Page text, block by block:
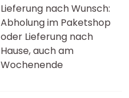
Lieferung nach Wunsch:
Abholung im Paketshop
oder Lieferung nach
Hause, auch am
Wochenende